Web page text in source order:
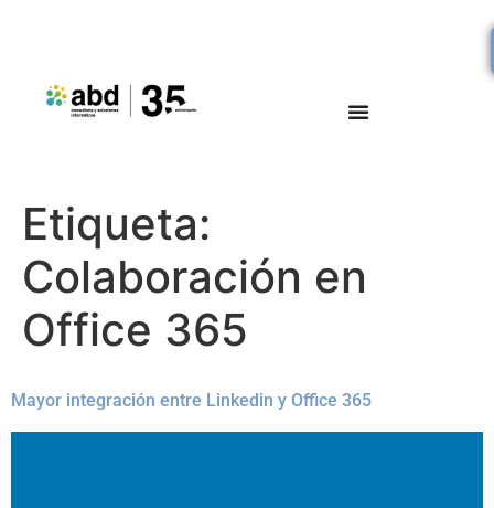
Etiqueta:
Colaboración en
Office 365
Mayor integración entre Linkedin y Office 365